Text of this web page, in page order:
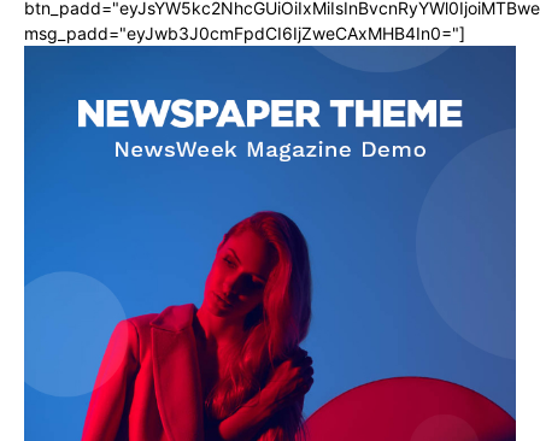
msg_padd="eyJwb3J0cmFpdCI6IjZweCAxMHB4In0="]